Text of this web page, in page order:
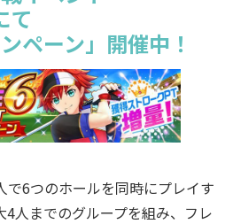
て
ペーン」開催中！
で6つのホールを同時にプレイす
4人までのグループを組み、フレ